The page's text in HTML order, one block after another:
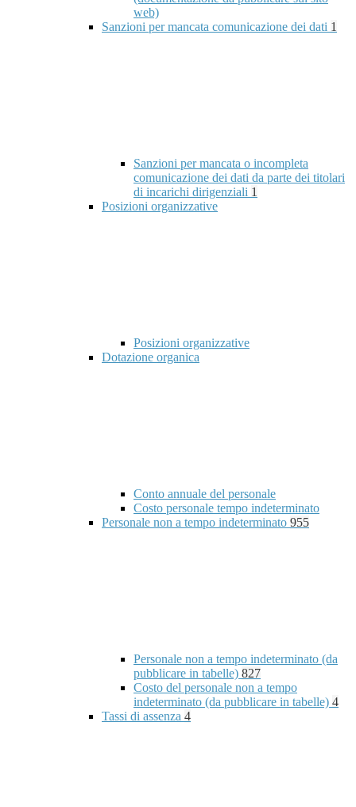
web)
Sanzioni per mancata comunicazione dei dati 1
Sanzioni per mancata o incompleta
comunicazione dei dati da parte dei titolari
di incarichi dirigenziali 1
Posizioni organizzative
Posizioni organizzative
Dotazione organica
Conto annuale del personale
Costo personale tempo indeterminato
Personale non a tempo indeterminato 955
Personale non a tempo indeterminato (da
pubblicare in tabelle) 827
Costo del personale non a tempo
indeterminato (da pubblicare in tabelle) 4
Tassi di assenza 4